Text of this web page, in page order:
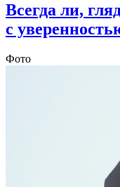
Всегда ли,
с
Фото